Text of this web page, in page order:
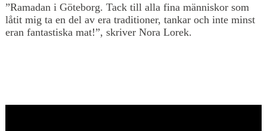
”Ramadan i Göteborg. Tack till alla fina människor som
låtit mig ta en del av era traditioner, tankar och inte minst
eran fantastiska mat!”, skriver Nora Lorek.